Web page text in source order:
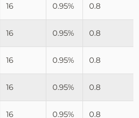
16 0.95% 0.8
16 0.95% 0.8
16 0.95% 0.8
16 0.95% 0.8
16 0.95% 0.8